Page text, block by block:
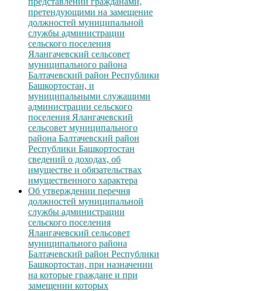
претендующими на замещение
должностей муниципальной
службы администрации
сельского поселения
Ялангачевский сельсовет
муниципального района
Балтачевский район Республики
Башкортостан, и
муниципальными служащими
администрации сельского
поселения Ялангачевский
сельсовет муниципального
района Балтачевский район
Республики Башкортостан
сведений о доходах, об
имуществе и обязательствах
имущественного характера
Об утверждении перечня
должностей муниципальной
службы администрации
сельского поселения
Ялангачевский сельсовет
муниципального района
Балтачевский район Республики
Башкортостан, при назначении
на которые граждане и при
замещении которых